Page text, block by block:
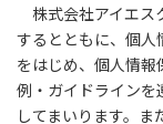
株式会社アイエス
するとともに、個人
をはじめ、個人情報
例・ガイドラインを
してまいります。